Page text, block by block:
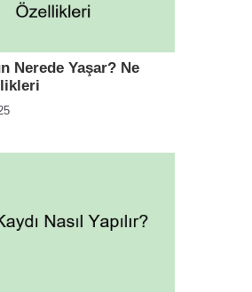
Nerede Yaşar? Ne